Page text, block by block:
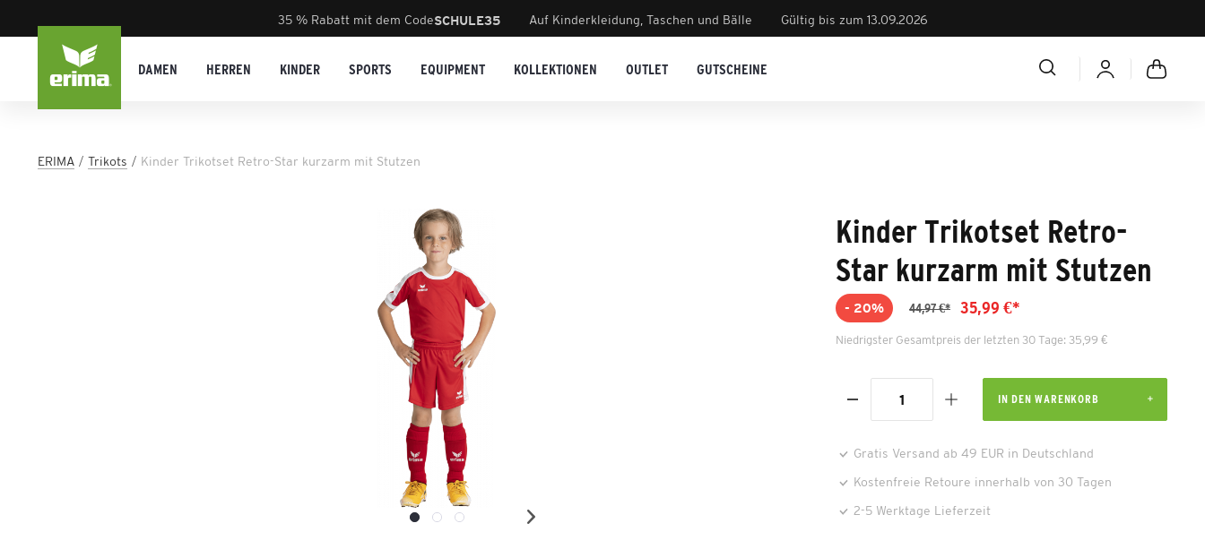
35 % Rabatt mit dem CodeSCHULE35 Auf Kinderkleidung, Taschen und Bälle Gültig bis zum 13.09.2026
DAMEN HERREN KINDER SPORTS EQUIPMENT KOLLEKTIONEN OUTLET GUTSCHEINE
ERIMA Trikots Kinder Trikotset Retro-Star kurzarm mit Stutzen
Kinder Trikotset Retro-
Star kurzarm mit Stutzen
- 20% 44,97 €* 35,99 €*
Niedrigster Gesamtpreis der letzten 30 Tage: 35,99 €
IN DEN WARENKORB
Gratis Versand ab 49 EUR in Deutschland
Kostenfreie Retoure innerhalb von 30 Tagen
2-5 Werktage Lieferzeit